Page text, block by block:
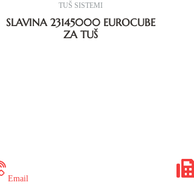
TUŠ SISTEMI
SLAVINA 23145000 EUROCUBE
ZA TUŠ
Email